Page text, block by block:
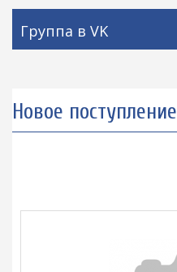
Группа в VK
Новое поступление